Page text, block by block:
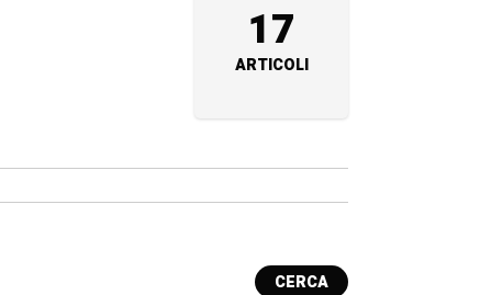
17
ARTICOLI
CERCA